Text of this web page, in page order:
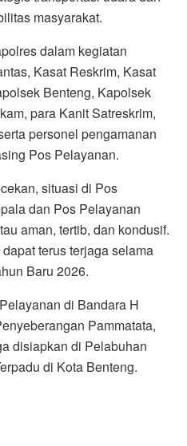
masyarakat.
dalam kegiatan
Kasat Reskrim, Kasat
Benteng, Kapolsek
para Kanit Satreskrim,
personel pengamanan
Pos Pelayanan.
situasi di Pos
dan Pos Pelayanan
aman, tertib, dan kondusif.
terus terjaga selama
Baru 2026.
di Bandara H
Pammatata,
disiapkan di Pelabuhan
di Kota Benteng.